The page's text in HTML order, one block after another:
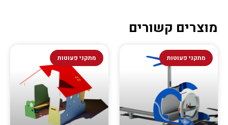
מוצרים קשורים
מתקני פעוטות מתקני פעוטות